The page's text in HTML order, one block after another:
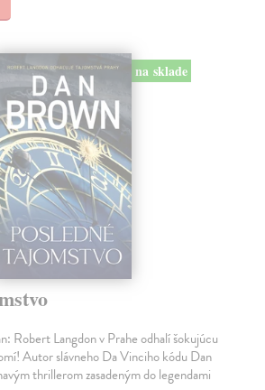
na sklade
Robert Langdon v Prahe odhalí šokujúcu
Autor slávneho Da Vinciho kódu Dan
thrillerom zasadeným do legendami